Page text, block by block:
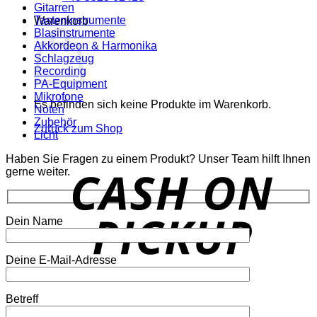
Warenkorb
Es befinden sich keine Produkte im Warenkorb.
Zurück zum Shop
Gitarren
Tasteninstrumente
Blasinstrumente
Akkordeon & Harmonika
Schlagzeug
Recording
PA-Equipment
Mikrofone
Noten
Zubehör
Licht
Haben Sie Fragen zu einem Produkt? Unser Team hilft Ihnen
gerne weiter.
Dein Name
Deine E-Mail-Adresse
Betreff